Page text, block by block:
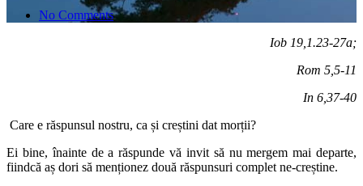
No Comments
Iob 19,1.23-27a;
Rom 5,5-11
In 6,37-40
Care e răspunsul nostru, ca și creștini dat morții?
Ei bine, înainte de a răspunde vă invit să nu mergem mai departe,
fiindcă aș dori să menționez două răspunsuri complet ne-creștine.